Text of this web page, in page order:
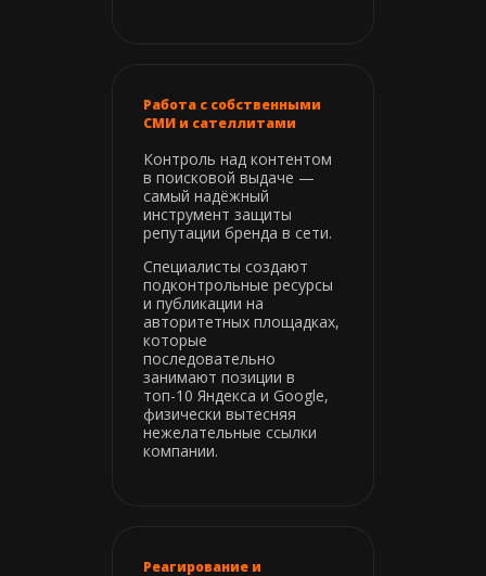
Работа с собственными
СМИ и сателлитами
Контроль над контентом
в поисковой выдаче —
самый надёжный
инструмент защиты
репутации бренда в сети.
Специалисты создают
подконтрольные ресурсы
и публикации на
авторитетных площадках,
которые
последовательно
занимают позиции в
топ-10 Яндекса и Google,
физически вытесняя
нежелательные ссылки
компании.
Реагирование и